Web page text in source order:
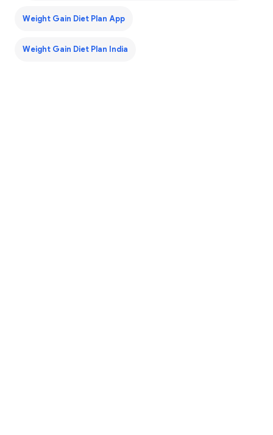
Weight Gain Diet Plan App
Weight Gain Diet Plan India